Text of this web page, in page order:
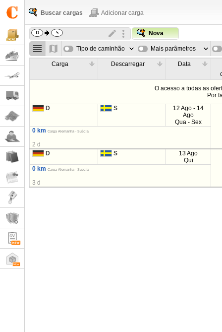
Buscar cargas Adicionar carga
Nova
Tipo de caminhão Mais parâmetros
Carga Descarregar
Data
O acesso a todas as
Por
D
S
12 Ago - 14
Ago
Qua - Sex
0 km
Carga Alemanha - Suécia
2 d
D
S
13 Ago
Qui
0 km
Carga Alemanha - Suécia
3 d